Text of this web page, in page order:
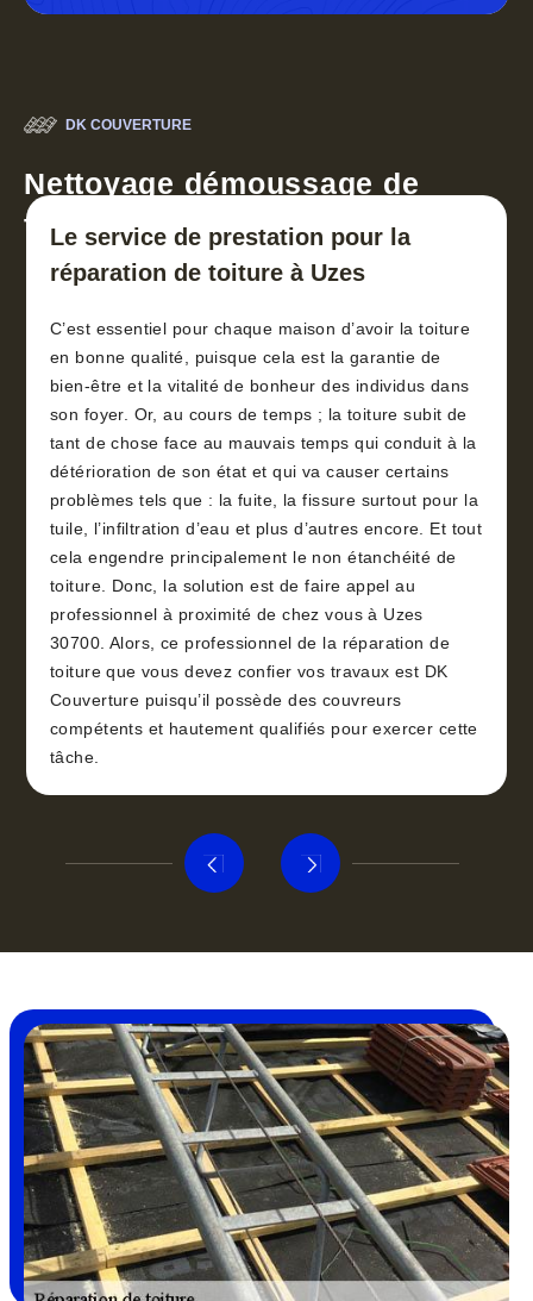
DK COUVERTURE
Nettoyage démoussage de
toiture 30
Le service de prestation pour la
réparation de toiture à Uzes
C’est essentiel pour chaque maison d’avoir la toiture
en bonne qualité, puisque cela est la garantie de
bien-être et la vitalité de bonheur des individus dans
son foyer. Or, au cours de temps ; la toiture subit de
tant de chose face au mauvais temps qui conduit à la
détérioration de son état et qui va causer certains
problèmes tels que : la fuite, la fissure surtout pour la
tuile, l’infiltration d’eau et plus d’autres encore. Et tout
cela engendre principalement le non étanchéité de
toiture. Donc, la solution est de faire appel au
professionnel à proximité de chez vous à Uzes
30700. Alors, ce professionnel de la réparation de
toiture que vous devez confier vos travaux est DK
Couverture puisqu’il possède des couvreurs
compétents et hautement qualifiés pour exercer cette
tâche.